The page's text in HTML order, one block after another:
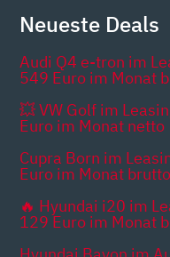
Neueste Deals
Audi Q4 e-tron im
549 Euro im Monat
💥 VW Golf im
Euro im Monat netto
Cupra Born im
Euro im Monat brutto
🔥 Hyundai i20 im
129 Euro im Monat